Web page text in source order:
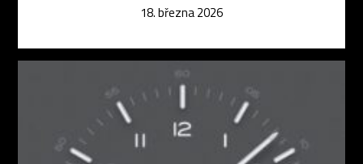
18. března 2026